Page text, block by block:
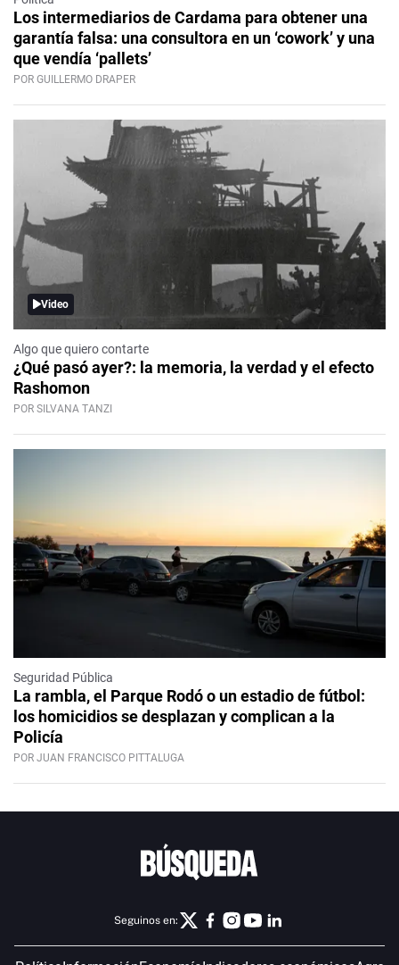
Los intermediarios de Cardama para obtener una
garantía falsa: una consultora en un ‘cowork’ y una
que vendía ‘pallets’
POR GUILLERMO DRAPER
Video
Algo que quiero contarte
¿Qué pasó ayer?: la memoria, la verdad y el efecto
Rashomon
POR SILVANA TANZI
Seguridad Pública
La rambla, el Parque Rodó o un estadio de fútbol:
los homicidios se desplazan y complican a la
Policía
POR JUAN FRANCISCO PITTALUGA
Seguinos en: